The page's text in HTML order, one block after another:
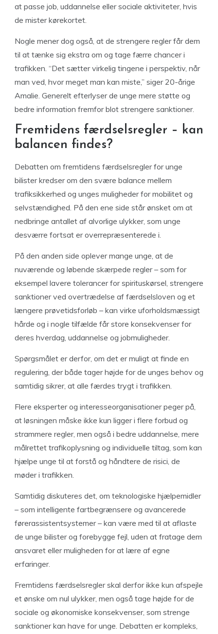
at passe job, uddannelse eller sociale aktiviteter, hvis
de mister kørekortet.
Nogle mener dog også, at de strengere regler får dem
til at tænke sig ekstra om og tage færre chancer i
trafikken. “Det sætter virkelig tingene i perspektiv, når
man ved, hvor meget man kan miste,” siger 20-årige
Amalie. Generelt efterlyser de unge mere støtte og
bedre information fremfor blot strengere sanktioner.
Fremtidens færdselsregler – kan
balancen findes?
Debatten om fremtidens færdselsregler for unge
bilister kredser om den svære balance mellem
trafiksikkerhed og unges muligheder for mobilitet og
selvstændighed. På den ene side står ønsket om at
nedbringe antallet af alvorlige ulykker, som unge
desværre fortsat er overrepræsenterede i.
På den anden side oplever mange unge, at de
nuværende og løbende skærpede regler – som for
eksempel lavere tolerancer for spirituskørsel, strengere
sanktioner ved overtrædelse af færdselsloven og et
længere prøvetidsforløb – kan virke uforholdsmæssigt
hårde og i nogle tilfælde får store konsekvenser for
deres hverdag, uddannelse og jobmuligheder.
Spørgsmålet er derfor, om det er muligt at finde en
regulering, der både tager højde for de unges behov og
samtidig sikrer, at alle færdes trygt i trafikken.
Flere eksperter og interesseorganisationer peger på,
at løsningen måske ikke kun ligger i flere forbud og
strammere regler, men også i bedre uddannelse, mere
målrettet trafikoplysning og individuelle tiltag, som kan
hjælpe unge til at forstå og håndtere de risici, de
møder i trafikken.
Samtidig diskuteres det, om teknologiske hjælpemidler
– som intelligente fartbegrænsere og avancerede
førerassistentsystemer – kan være med til at aflaste
de unge bilister og forebygge fejl, uden at fratage dem
ansvaret eller muligheden for at lære af egne
erfaringer.
Fremtidens færdselsregler skal derfor ikke kun afspejle
et ønske om nul ulykker, men også tage højde for de
sociale og økonomiske konsekvenser, som strenge
sanktioner kan have for unge. Debatten er kompleks,